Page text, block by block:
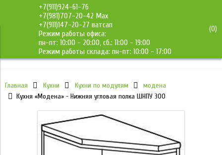
+7(911)924-61-76
+7(981)707-20-42 Max
+7(911)147-20-27 ватсап
Режим работы офиса:
пн-пт: 10:00 - 20:00, сб.: 11:00 - 19:00
Режим работы склада: пн-пт: 10:00 - 17:00
(0)
ДМС-Мебель
Главная Кухни Кухни по модулям
модена
Кухня «Модена» - Нижняя угловая полка ШНПУ 300